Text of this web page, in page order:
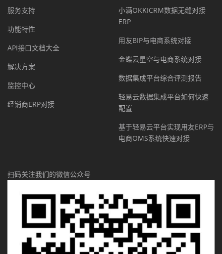
服务支持
功能特性
API接口文档大全
解决方案
监控中心
经销商ERP对接
小满OKKICRM数据无缝对接
ERP
用友BIP与电商系统对接
金蝶云星空与电商系统对接
数据集成平台综合评测报告
轻易云数据集成平台如何快速
配置
基于轻易云平台实现用友ERP与
电商OMS系统快速对接
扫码关注我们的微信公众号